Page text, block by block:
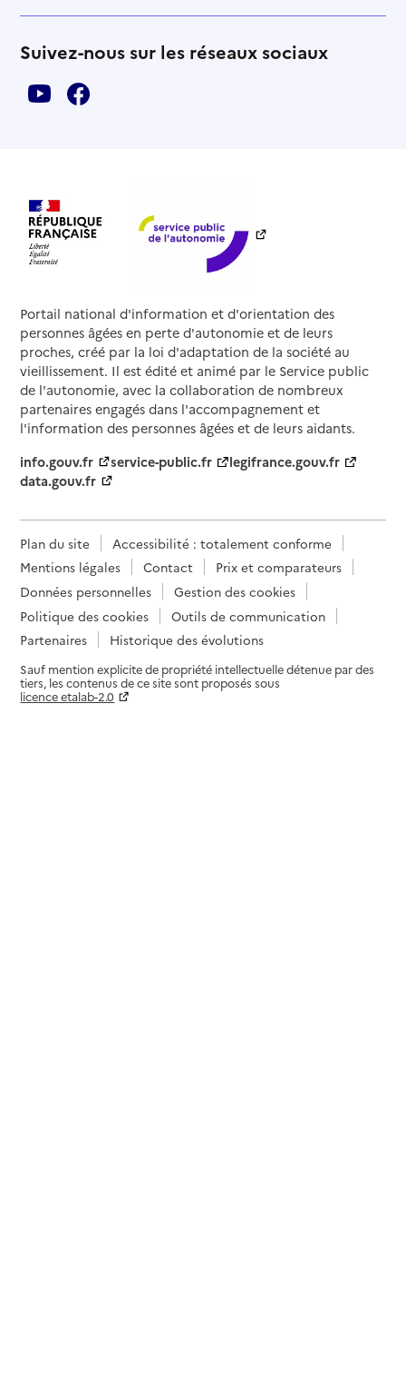
Suivez-nous sur les réseaux sociaux
Portail national d'information et d'orientation des
personnes âgées en perte d'autonomie et de leurs
proches, créé par la loi d'adaptation de la société au
vieillissement. Il est édité et animé par le Service public
de l'autonomie, avec la collaboration de nombreux
partenaires engagés dans l'accompagnement et
l'information des personnes âgées et de leurs aidants.
info.gouv.fr
service-public.fr
legifrance.gouv.fr
data.gouv.fr
Plan du site
Accessibilité : totalement conforme
Mentions légales
Contact
Prix et comparateurs
Données personnelles
Gestion des cookies
Politique des cookies
Outils de communication
Partenaires
Historique des évolutions
Sauf mention explicite de propriété intellectuelle détenue par des
tiers, les contenus de ce site sont proposés sous
licence etalab-2.0